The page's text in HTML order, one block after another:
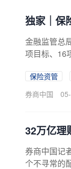
独家｜保
金融监管总
项目标、16
保险资管
券商中国
32万亿理
券商中国记
个不寻常的